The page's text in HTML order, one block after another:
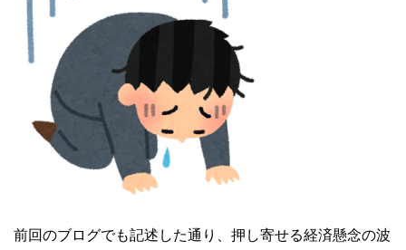
前回のブログでも記述した通り、押し寄せる経済懸念の波